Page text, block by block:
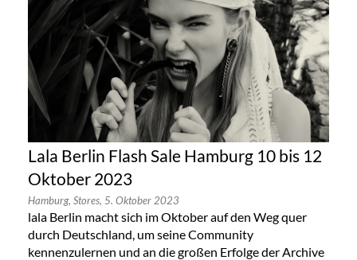
Lala Berlin Flash Sale Hamburg 10 bis 12
Oktober 2023
Hamburg, Stores, 5. Oktober 2023
lala Berlin macht sich im Oktober auf den Weg quer
durch Deutschland, um seine Community
kennenzulernen und an die großen Erfolge der Archive